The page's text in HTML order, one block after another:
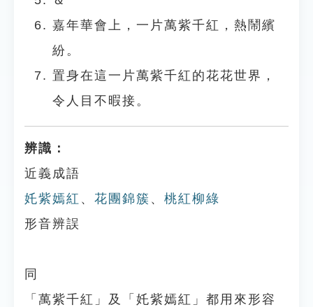
嘉年華會上，一片萬紫千紅，熱鬧繽
紛。
置身在這一片萬紫千紅的花花世界，
令人目不暇接。
辨識：
近義成語
奼紫嫣紅 、 花團錦簇 、 桃紅柳綠
形音辨誤
同
「萬紫千紅」及「奼紫嫣紅」都用來形容